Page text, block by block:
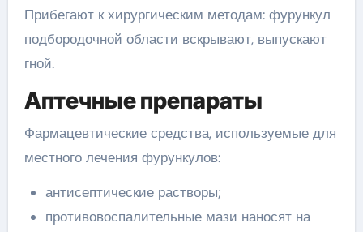
Прибегают к хирургическим методам: фурункул
подбородочной области вскрывают, выпускают
гной.
Аптечные препараты
Фармацевтические средства, используемые для
местного лечения фурункулов:
антисептические растворы;
противовоспалительные мази наносят на